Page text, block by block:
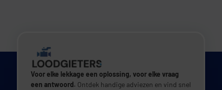
Voor elke lekkage een oplossing, voor elke vraag
een antwoord. Ontdek handige adviezen en vind snel